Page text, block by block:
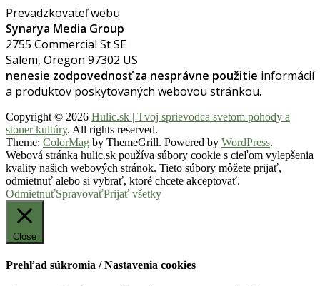
Prevadzkovateľ webu
Synarya Media Group
2755 Commercial St SE
Salem, Oregon 97302 US
nenesie zodpovednosť za nesprávne použitie informácií
a produktov poskytovaných webovou stránkou.
Copyright © 2026 Hulic.sk | Tvoj sprievodca svetom pohody a
stoner kultúry. All rights reserved.
Theme: ColorMag by ThemeGrill. Powered by WordPress.
Webová stránka hulic.sk používa súbory cookie s cieľom vylepšenia
kvality našich webových stránok. Tieto súbory môžete prijať,
odmietnuť alebo si vybrať, ktoré chcete akceptovať.
OdmietnuťSpravovaťPrijať všetky
Close
Prehľad súkromia / Nastavenia cookies